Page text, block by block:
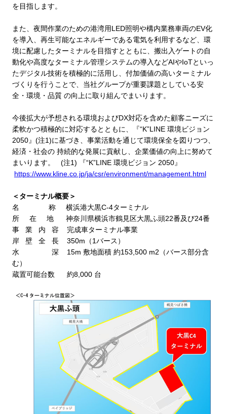
を目指します。
また、夜間作業のための港湾用LED照明や構内業務車両のEV化
を導入、再生可能なエネルギーである電気を利用するなど、環
境に配慮したターミナルを目指すとともに、搬出入ゲートの自
動化や高度なターミナル管理システムの導入などAIやIoTといっ
たデジタル技術を積極的に活用し、付加価値の高いターミナル
づくりを行うことで、当社グループが重要課題としている安
全・環境・品質 の向上に取り組んでまいります。
今後拡大が予想される環境およびDX対応を含めた顧客ニーズに
柔軟かつ積極的に対応するとともに、『“K”LINE 環境ビジョン
2050』 (注1)に基づき、事業活動を通じて環境保全を図りつつ、
経済・社会の 持続的な発展に貢献し、企業価値の向上に努めて
まいります。
(注1) 『“K”LINE 環境ビジョン 2050』
https://www.kline.co.jp/ja/csr/environment/management.html
＜ターミナル概要＞
名 称
横浜港大黒C-4ターミナル
所
在 地 神奈川県横浜市鶴見区大黒ふ頭22番及び24番
事 業 内 容
完成車ターミナル事業
岸 壁 全 長
350m （1バース）
水
深 15m 敷地面積 約153,500 m2 （バース部分含
む）
蔵置可能台数
約8,000 台